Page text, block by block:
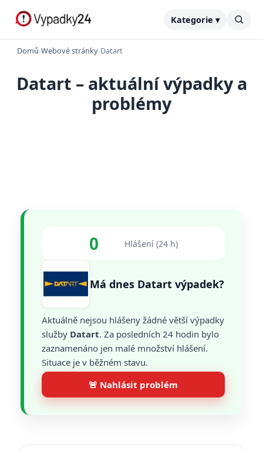
Kategorie ▾
Domů›Webové stránky›Datart
Datart – aktuální výpadky a
problémy
0 Hlášení (24 h)
Má dnes Datart výpadek?
Aktuálně nejsou hlášeny žádné větší výpadky
služby Datart. Za posledních 24 hodin bylo
zaznamenáno jen malé množství hlášení.
Situace je v běžném stavu.
🚨 Nahlásit problém